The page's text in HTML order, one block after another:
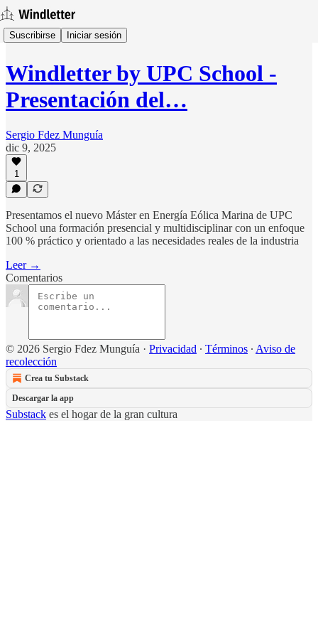
Suscribirse Iniciar sesión
Windletter by UPC School -
Presentación del…
Sergio Fdez Munguía
dic 9, 2025
1
Presentamos el nuevo Máster en Energía Eólica Marina de UPC
School una formación presencial y multidisciplinar con un enfoque
100 % práctico y orientado a las necesidades reales de la industria
Leer →
Comentarios
© 2026 Sergio Fdez Munguía · Privacidad ∙ Términos ∙ Aviso de
recolección
Crea tu Substack
Descargar la app
Substack es el hogar de la gran cultura